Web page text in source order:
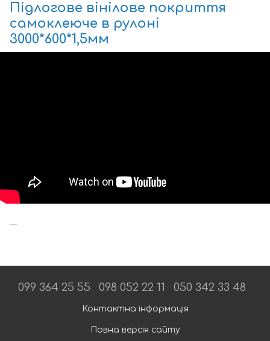
Підлогове вінілове покриття
самоклеюче в рулоні
3000*600*1,5мм
099 364 25 55 098 052 22 11 050 342 33 48
Контактна інформація
Повна версія сайту